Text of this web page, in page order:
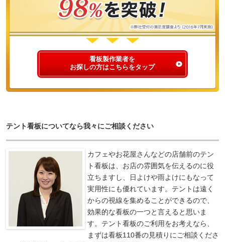
看板製作業者を
お探しの方はこちらをタップ
テント看板についてなら我々にご相談ください
カフェやお花屋さんなどの店舗前のテン
ト看板は、お店の雰囲気を伝えるのに役
立ちますし、日よけや雨よけにもなって
実用性にも優れています。テントは遠く
からの視線を集めることができるので、
効果的な看板の一つと言えると思いま
す。テント看板のご利用をお考えなら、
まずは看板110番の見積りにご相談くださ